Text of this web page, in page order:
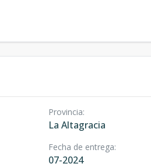
Provincia:
La Altagracia
Fecha de entrega:
07-2024